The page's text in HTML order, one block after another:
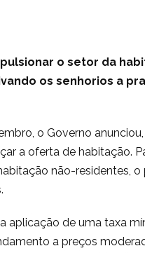
o setor da
os senhorios a
o Governo
a oferta de habitação.
não-residentes,
aplicação de uma taxa
a preços